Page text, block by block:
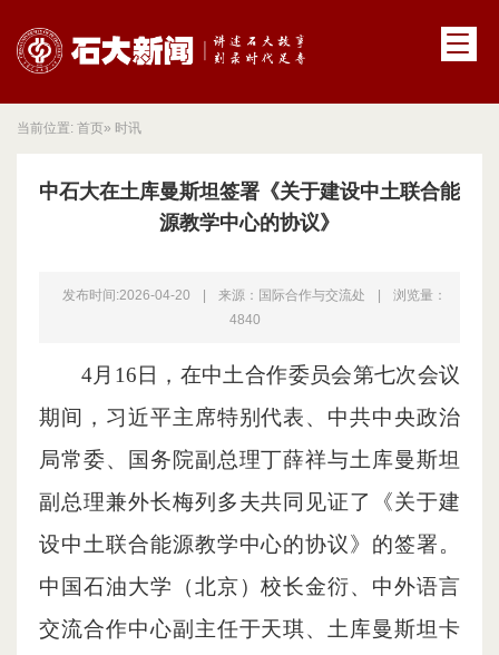
当前位置: 首页» 时讯
中石大在土库曼斯坦签署《关于建设中土联合能
源教学中心的协议》
发布时间:2026-04-20 来源：国际合作与交流处
浏览量：
4840
4月16日，在中土合作委员会第七次会议
期间，习近平主席特别代表、中共中央政治
局常委、国务院副总理丁薛祥与土库曼斯坦
副总理兼外长梅列多夫共同见证了《关于建
设中土联合能源教学中心的协议》的签署。
中国石油大学（北京）校长金衍、中外语言
交流合作中心副主任于天琪、土库曼斯坦卡